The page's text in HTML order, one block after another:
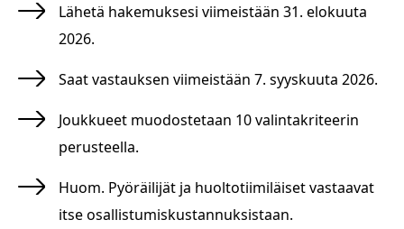
Lähetä hakemuksesi viimeistään 31. elokuuta
2026.
Saat vastauksen viimeistään 7. syyskuuta 2026.
Joukkueet muodostetaan 10 valintakriteerin
perusteella.
Huom. Pyöräilijät ja huoltotiimiläiset vastaavat
itse osallistumiskustannuksistaan.